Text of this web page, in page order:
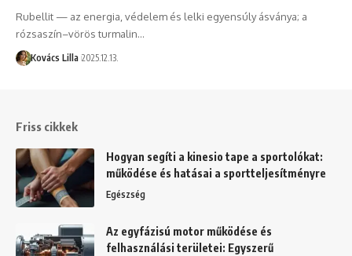
Rubellit — az energia, védelem és lelki egyensúly ásványa; a
rózsaszín–vörös turmalin…
Kovács Lilla 2025.12.13.
Friss cikkek
Hogyan segíti a kinesio tape a sportolókat:
működése és hatásai a sportteljesítményre
Egészség
Az egyfázisú motor működése és
felhasználási területei: Egyszerű